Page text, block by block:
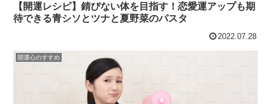
【開運レシピ】錆びない体を目指す！恋愛運アップも期
待できる青シソとツナと夏野菜のパスタ
2022.07.28
開運心のすすめ